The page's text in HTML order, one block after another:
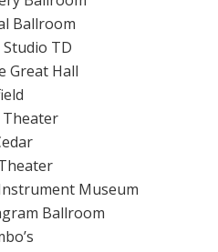
Ballroom
TD
Great Hall
Theater
Museum
Ballroom